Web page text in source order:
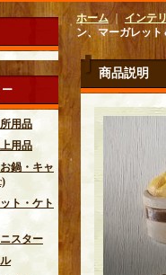
用品
用品
鍋・キャ
ト・ケト
スター
ホーム｜ インテ
ン、マーガレッ
商品説明